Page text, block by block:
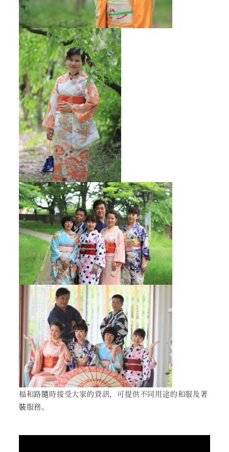
福和路隨時接受大家的資訊，可提供不同用途的和服及著
裝服務。